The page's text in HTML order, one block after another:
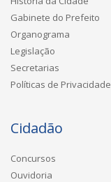
Gabinete do Prefeito
Organograma
Legislação
Secretarias
Políticas de Privacidade
Cidadão
Concursos
Ouvidoria